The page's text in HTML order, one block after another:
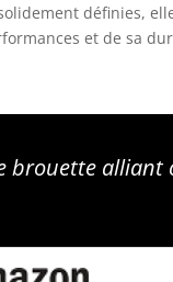
définies,
et de sa
brouette